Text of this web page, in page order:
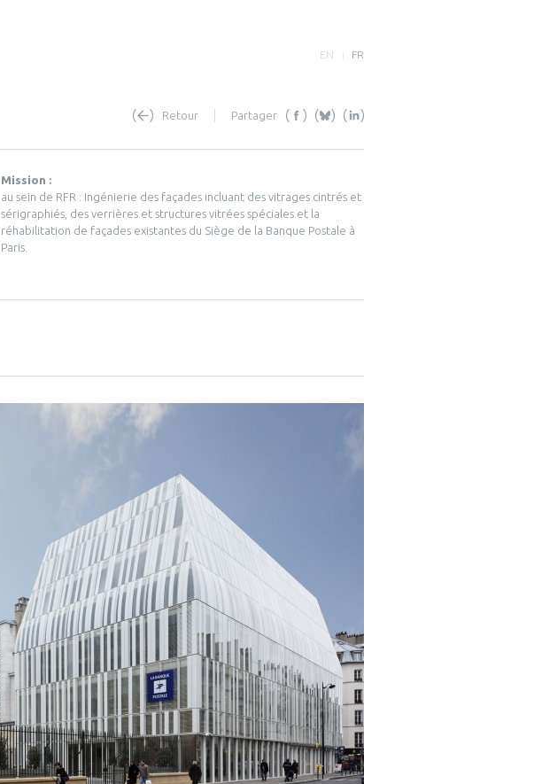
EN FR
Retour Partager
Mission :
au sein de RFR : Ingénierie des façades incluant des vitrages cintrés et
sérigraphiés, des verrières et structures vitrées spéciales et la
réhabilitation de façades existantes du Siège de la Banque Postale à
Paris.